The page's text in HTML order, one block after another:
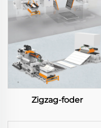
Zigzag-foder